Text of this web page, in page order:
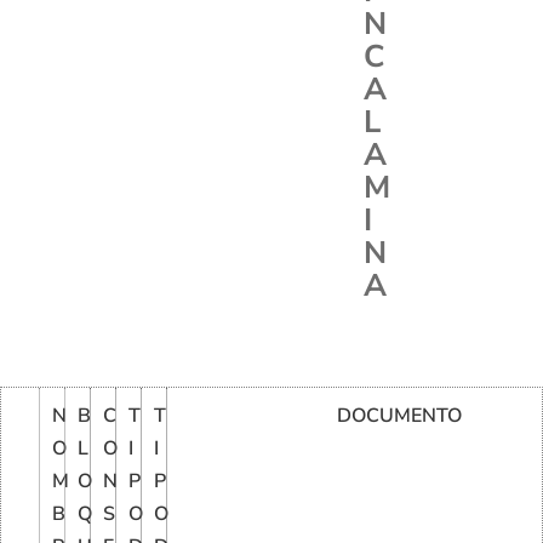
N
C
A
L
A
M
I
N
A
N
O
M
B
B
L
O
Q
C
O
N
S
T
I
P
O
T
I
P
O
DOCUMENTO